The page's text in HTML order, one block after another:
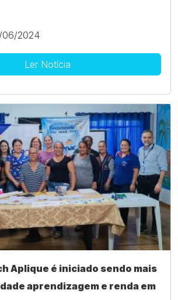
06/2024
Ler Notícia
Aplique é iniciado sendo mais
aprendizagem e renda em